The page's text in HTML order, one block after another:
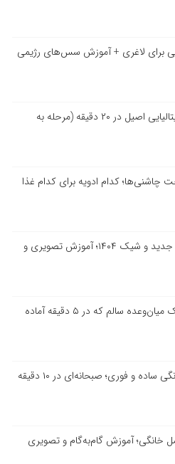
برای لاغری + آموزش سس‌های رژیمی
طرز تهیه اسپاگتی ایتالیایی اصیل در ۲۰ دقیقه (مرحله به
چاشنی‌ها؛ کدام ادویه برای کدام غذا
۱۰ مدل دسر یلدایی جدید و شیک ۱۴۰۴؛ آموزش تصویری و
دسر ماست و انار؛ یک میان‌وعده سالم که در ۵ دقیقه آماده
و فوری؛ صبحانه‌ای در ۱۰ دقیقه
خانگی؛ آموزش گام‌به‌گام و تصویری